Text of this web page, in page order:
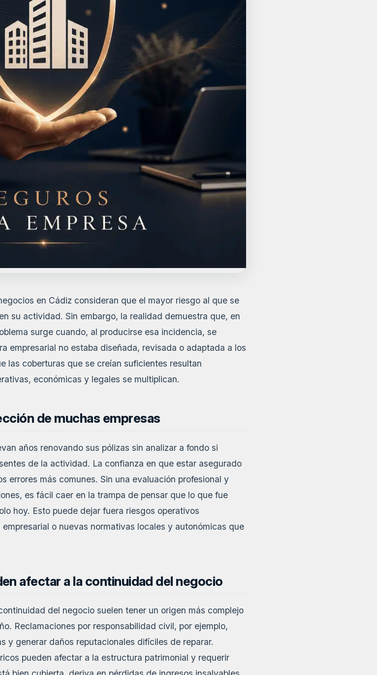
en Cádiz consideran que el mayor riesgo al que se
su actividad. Sin embargo, la realidad demuestra que, en
surge cuando, al producirse esa incidencia, se
empresarial no estaba diseñada, revisada o adaptada a los
las coberturas que se creían suficientes resultan
económicas y legales se multiplican.
de muchas empresas
años renovando sus pólizas sin analizar a fondo si
de la actividad. La confianza en que estar asegurado
errores más comunes. Sin una evaluación profesional y
es fácil caer en la trampa de pensar que lo que fue
hoy. Esto puede dejar fuera riesgos operativos
o nuevas normativas locales y autonómicas que
afectar a la continuidad del negocio
del negocio suelen tener un origen más complejo
Reclamaciones por responsabilidad civil, por ejemplo,
y generar daños reputacionales difíciles de reparar.
pueden afectar a la estructura patrimonial y requerir